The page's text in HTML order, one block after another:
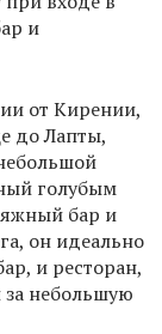
и
от Кирении,
до Лапты,
голубым
бар и
он идеально
и ресторан,
за небольшую